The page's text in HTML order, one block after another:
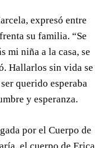
expresó entre
su familia. “Se
mi niña a la casa, se
Hallarlos sin vida se
querido esperaba
y esperanza.
por el Cuerpo de